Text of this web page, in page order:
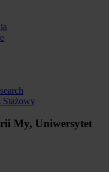
Stażowy
My, Uniwersytet